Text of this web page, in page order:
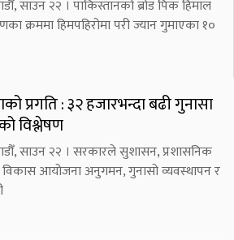
साउन २२ । पाकिस्तानको ब्रोड पिक हिमाल
क्रममा हिमपहिरोमा परी ज्यान गुमाएका १०
प्रगति : ३२ हजारभन्दा बढी गुनासा
विश्लेषण
साउन २२ । सरकारले सुशासन, प्रशासनिक
आयोजना अनुगमन, गुनासो व्यवस्थापन र